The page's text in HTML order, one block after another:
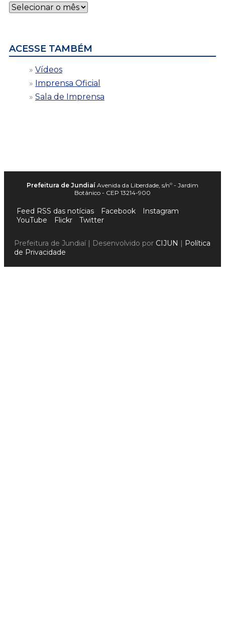
Notícias
por
ACESSE TAMBÉM
Vídeos
Imprensa Oficial
Sala de Imprensa
Prefeitura de Jundiaí Avenida da Liberdade, s/nº - Jardim
Botânico - CEP 13214-900
Feed RSS das notícias Facebook
Instagram
YouTube
Flickr Twitter
Prefeitura de Jundiaí | Desenvolvido por CIJUN | Política
de Privacidade